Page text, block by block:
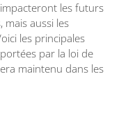
les futurs
mais aussi les
les principales
par la loi de
maintenu dans les